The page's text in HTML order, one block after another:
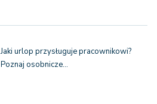
Jaki urlop przysługuje pracownikowi?
Poznaj osobnicze…